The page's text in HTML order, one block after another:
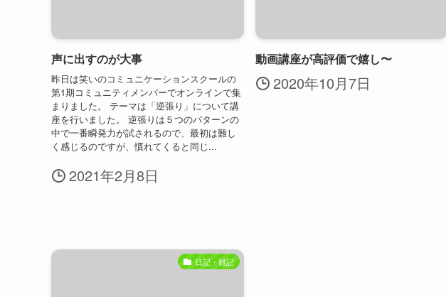
声に出すのが大事
昨日は笑いのコミュニケーションスクールの
第1期コミュニティメンバーでオンラインで集
まりました。 テーマは「逆張り」について講
座を行いました。 逆張りは５つのパターンの
中で一番瞬発力が試されるので、最初は難し
く感じるのですが、慣れてくると同じ...
2021年2月8日
動画講座が高評価で嬉し〜
2020年10月7日
日記・雑記